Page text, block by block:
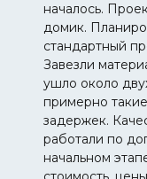
началось.
домик.
стандартный
Завезли
ушло около
примерно
задержек.
работали по
начальном